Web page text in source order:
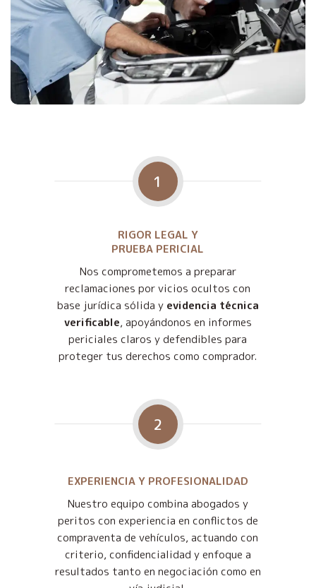
1
RIGOR LEGAL Y
PRUEBA PERICIAL
Nos comprometemos a preparar
reclamaciones por vicios ocultos con
base jurídica sólida y evidencia técnica
verificable, apoyándonos en informes
periciales claros y defendibles para
proteger tus derechos como comprador.
2
EXPERIENCIA Y PROFESIONALIDAD
Nuestro equipo combina abogados y
peritos con experiencia en conflictos de
compraventa de vehículos, actuando con
criterio, confidencialidad y enfoque a
resultados tanto en negociación como en